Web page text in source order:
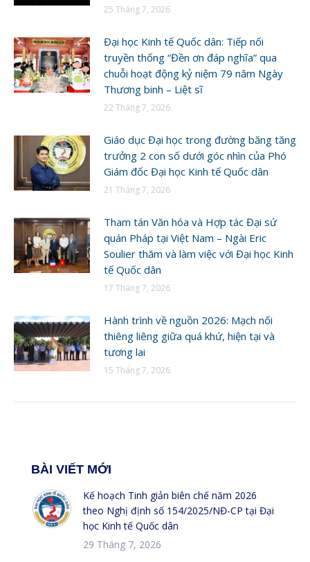
25 Tháng 7, 2026
Đại học Kinh tế Quốc dân: Tiếp nối
truyền thống “Đền ơn đáp nghĩa” qua
chuỗi hoạt động kỷ niệm 79 năm Ngày
Thương binh – Liệt sĩ
22 Tháng 7, 2026
Giáo dục Đại học trong đường băng tăng
trưởng 2 con số dưới góc nhìn của Phó
Giám đốc Đại học Kinh tế Quốc dân
21 Tháng 7, 2026
Tham tán Văn hóa và Hợp tác Đại sứ
quán Pháp tại Việt Nam – Ngài Eric
Soulier thăm và làm việc với Đại học Kinh
tế Quốc dân
17 Tháng 7, 2026
Hành trình về nguồn 2026: Mạch nối
thiêng liêng giữa quá khứ, hiện tại và
tương lai
15 Tháng 7, 2026
BÀI VIẾT MỚI
Kế hoạch Tinh giản biên chế năm 2026
theo Nghị định số 154/2025/NĐ-CP tại Đại
học Kinh tế Quốc dân
29 Tháng 7, 2026